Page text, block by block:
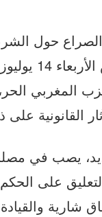
حول
بمدينة
المغربي
القانونية
يصب في
على